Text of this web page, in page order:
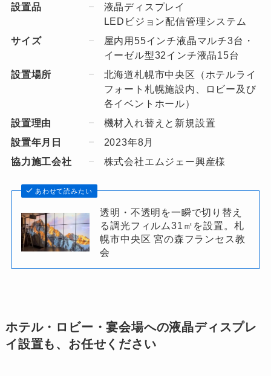
設置品
液晶ディスプレイ
LEDビジョン配信管理システム
サイズ
屋内用55インチ液晶マルチ3台・
イーゼル型32インチ液晶15台
設置場所
北海道札幌市中央区（ホテルライ
フォート札幌施設内、ロビー及び
各イベントホール）
設置理由
機材入れ替えと新規設置
設置年月日
2023年8月
協力施工会社
株式会社エムジェー興産様
あわせて読みたい
透明・不透明を一瞬で切り替え
る調光フィルム31㎡を設置。札
幌市中央区 宮の森フランセス教
会
ホテル・ロビー・宴会場への液晶ディスプレ
イ設置も、お任せください